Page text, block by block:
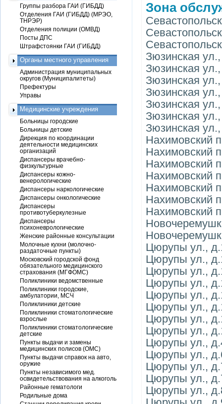
Зона
Зюзинская
Зюзинская
Зюзинская
Зюзинская
Зюзинская
Зюзинская
Зюзинская
Нахимовский
Нахимовский
Нахимовский
Нахимовский
Нахимовский
Нахимовский
Нахимовский
Цюрупы ул.,
Цюрупы ул.,
Цюрупы ул.,
Цюрупы ул.,
Цюрупы ул.,
Цюрупы ул.,
Цюрупы ул.,
Цюрупы ул.,
Цюрупы ул.,
Цюрупы ул.,
Цюрупы ул.,
Цюрупы ул.,
Цюрупы ул.,
Группы разбора ГАИ (ГИБДД)
Отделения ГАИ (ГИБДД) (МРЭО,
ТНРЭР)
Отделения полиции (ОМВД)
Посты ДПС
Штрафстоянки ГАИ (ГИБДД)
Органы местного управления
Администрация муниципальных
округов (Муниципалитеты)
Префектуры
Управы
Медицинские учреждения
Больницы городские
Больницы детские
Дирекция по координации
деятельности медицинских
организаций
Диспансеры врачебно-
физкультурные
Диспансеры кожно-
венерологические
Диспансеры наркологические
Диспансеры онкологические
Диспансеры
противотуберкулезные
Диспансеры
психоневрологические
Женские районные консультации
Молочные кухни (молочно-
раздаточные пункты)
Московский городской фонд
обязательного медицинского
страхования (МГФОМС)
Поликлиники ведомственные
Поликлиники городские,
амбулатории, МСЧ
Поликлиники детские
Поликлиники стоматологические
взрослые
Поликлиники стоматологические
детские
Пункты выдачи и замены
медицинских полисов (ОМС)
Пункты выдачи справок на авто,
оружие
Пункты независимого мед.
освидетельствования на алкоголь
Районные гематологи
Родильные дома